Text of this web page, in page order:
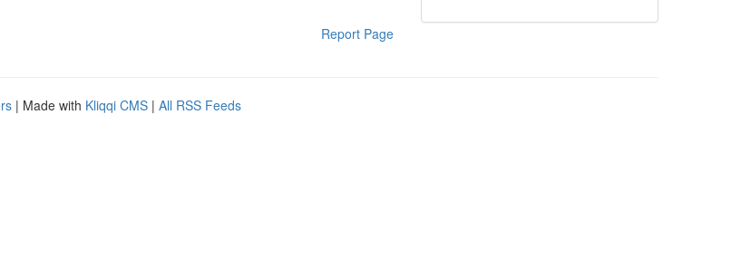
Report Page
| Made with Kliqqi CMS | All RSS Feeds